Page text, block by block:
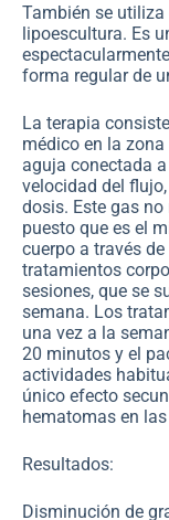
También se
lipoescultura. Es
forma regular de
La terapia
médico en la
aguja conectada
velocidad del
dosis. Este gas
puesto que es el
cuerpo a través
tratamientos
sesiones, que se
semana. Los
una vez a la
20 minutos y el
actividades
único efecto
hematomas en
Resultados:
Disminución de